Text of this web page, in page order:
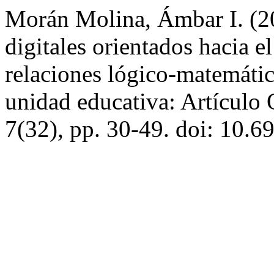
Morán Molina, Ámbar I.
digitales orientados hacia
relaciones lógico-
unidad educativa:
7(32), pp. 30-49. doi: